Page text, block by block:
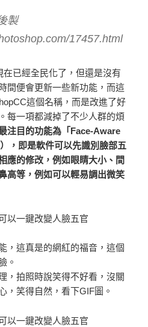
製
17457.html
在已經全民化了，但還是沒有
間便會更新一些新功能，而這
這個名稱，而是改進了好
每一項都減掉了不少人群的煩
注目的功能為「Face-Aware
，即是軟件可以先識別臉部五
應的修改，例如眼睛大小、間
高等，例如可以輕易調出微笑
，這真是的網紅的福音，這個
。
，拍照時說笑得不好看，沒關
，笑得自然，看下GIF圖。